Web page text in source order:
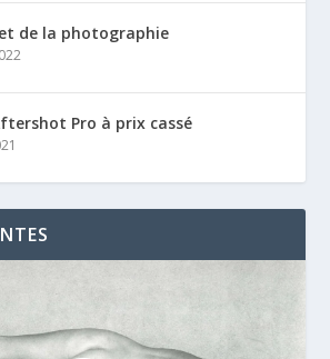
de la photographie
Pro à prix cassé